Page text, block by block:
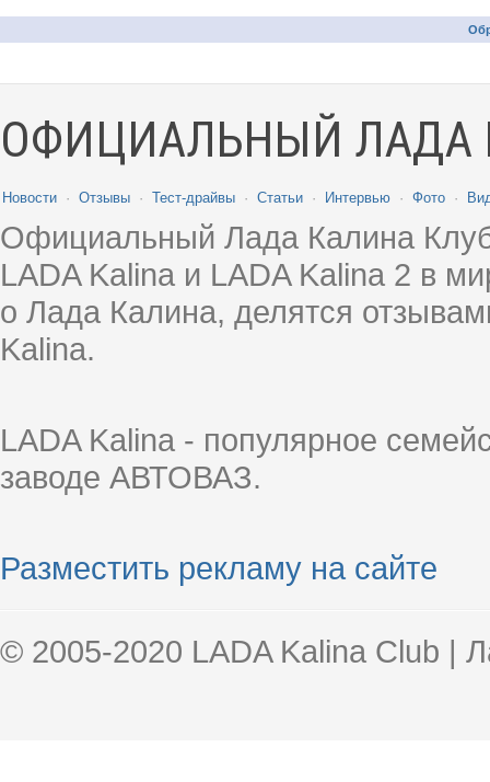
ОФИЦИАЛЬНЫЙ ЛАДА
Новости · Отзывы · Тест-драйвы · Статьи · Интервью · Фото ·
Официальный Лада Калина
LADA Kalina и LADA Kalina 2 в
о Лада Калина, делятся
Kalina.
LADA Kalina - популярное
заводе АВТОВАЗ.
Разместить рекламу на сайте
© 2005-2020 LADA Kalina Club |